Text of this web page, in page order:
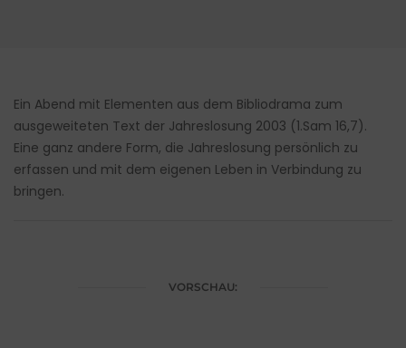
Ein Abend mit Elementen aus dem Bibliodrama zum
ausgeweiteten Text der Jahreslosung 2003 (1.Sam 16,7).
Eine ganz andere Form, die Jahreslosung persönlich zu
erfassen und mit dem eigenen Leben in Verbindung zu
bringen.
VORSCHAU: